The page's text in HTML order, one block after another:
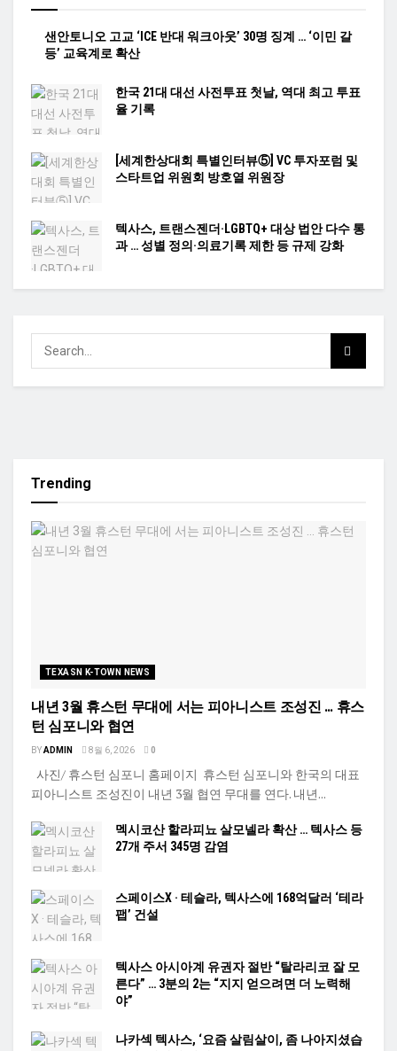
샌안토니오 고교 ‘ICE 반대 워크아웃’ 30명 징계 … ‘이민 갈
등’ 교육계로 확산
한국 21대 대선 사전투표 첫날, 역대 최고 투표
율 기록
[세계한상대회 특별인터뷰⑤] VC 투자포럼 및
스타트업 위원회 방호열 위원장
텍사스, 트랜스젠더·LGBTQ+ 대상 법안 다수 통
과 … 성별 정의·의료기록 제한 등 규제 강화
Trending
TEXASN K-TOWN NEWS
내년 3월 휴스턴 무대에 서는 피아니스트 조성진 … 휴스
턴 심포니와 협연
BYADMIN 8월 6, 2026 0
사진/ 휴스턴 심포니 홈페이지 휴스턴 심포니와 한국의 대표
피아니스트 조성진이 내년 3월 협연 무대를 연다. 내년...
멕시코산 할라피뇨 살모넬라 확산 … 텍사스 등
27개 주서 345명 감염
스페이스X · 테슬라, 텍사스에 168억달러 ‘테라
팹’ 건설
텍사스 아시아계 유권자 절반 “탈라리코 잘 모
른다” … 3분의 2는 “지지 얻으려면 더 노력해
야”
나카섹 텍사스, ‘요즘 살림살이, 좀 나아지셨습